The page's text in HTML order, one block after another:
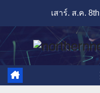
content
เสาร์. ส.ค.